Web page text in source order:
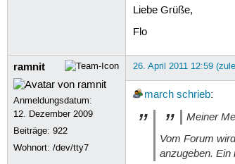
Liebe Grüße,
Flo
ramnit
Anmeldungsdatum:
12. Dezember 2009
Beiträge:922
Wohnort: /dev/tty7
26. April 2011 12:59
march schrieb:
Meiner
Vom Forum
anzugeben. Ein